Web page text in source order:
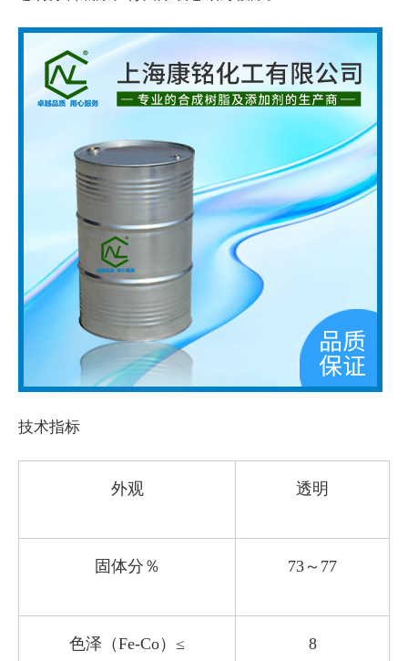
技术指标
外观 透明
固体分％ 73～77
色泽（Fe-Co）≤ 8